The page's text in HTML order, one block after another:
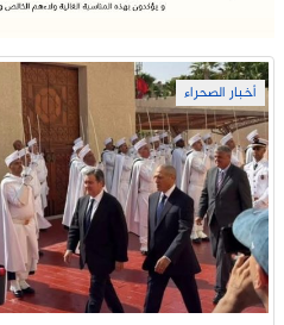
أخبار الصحراء